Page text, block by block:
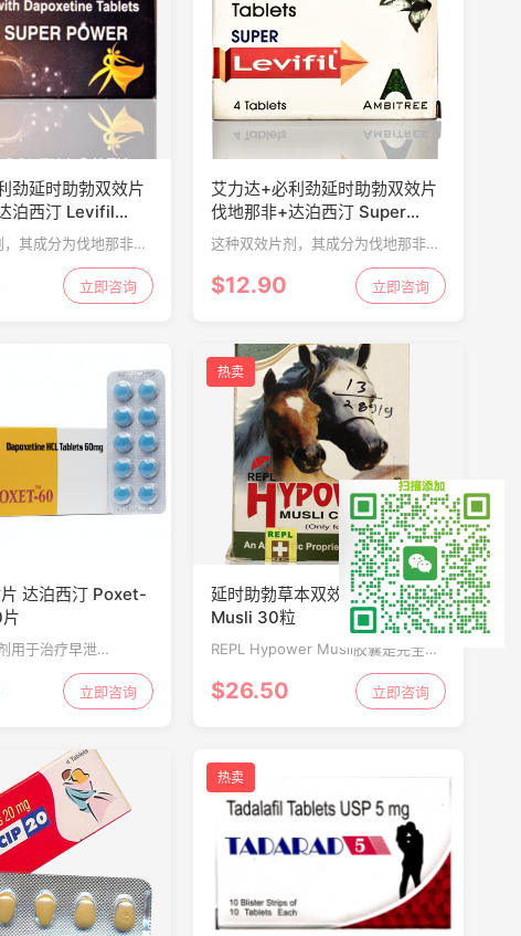
劲延时助勃双效片
泊西汀 Levifil
10片
其成分为伐地那非
具有增强和延迟的双重
阴茎勃起硬度并延长
用后15-20分钟可用于
立即咨询
艾力达+必利劲延时助勃双效片
伐地那非+达泊西汀 Super
Levifil 4片
这种双效片剂，其成分为伐地那非
+达泊西汀，具有增强和延迟的双重
作用，用于增强阴茎勃起硬度并延长
活动时间，服用后15-20分钟可用于
$12.90 立即咨询
达泊西汀 Poxet-
用于治疗早泄
男性性功能障碍的最常
的定义是在性交后不
且在性交后不久会引起
立即咨询
热卖
延时助勃草本双效片 Hypower
Musli 30粒
REPL Hypower Musli胶囊是完全的
草药疗法药物，最适合18至60岁的年
龄组，用于提高男性的性能量水平，
帮助勃起更坚硬，减少早泄，增强性
$26.50 立即咨询
热卖